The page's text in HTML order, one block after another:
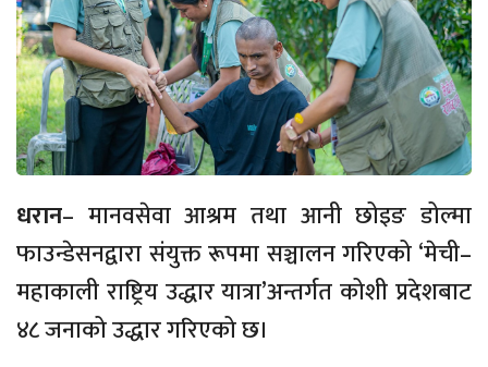
धरान– मानवसेवा आश्रम तथा आनी छोइङ डोल्मा
फाउन्डेसनद्वारा संयुक्त रूपमा सञ्चालन गरिएको ‘मेची–
महाकाली राष्ट्रिय उद्धार यात्रा’अन्तर्गत कोशी प्रदेशबाट
४८ जनाको उद्धार गरिएको छ।